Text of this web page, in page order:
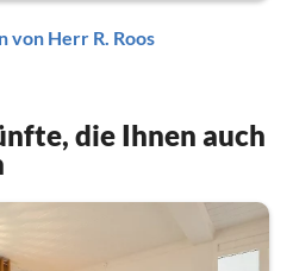
von Herr R. Roos
die Ihnen auch